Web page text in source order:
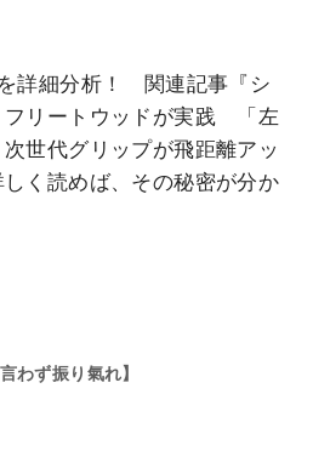
詳細分析！ 関連記事『シ
フリートウッドが実践 「左
世代グリップが飛距離アッ
く読めば、その秘密が分か
わず振り氣れ】